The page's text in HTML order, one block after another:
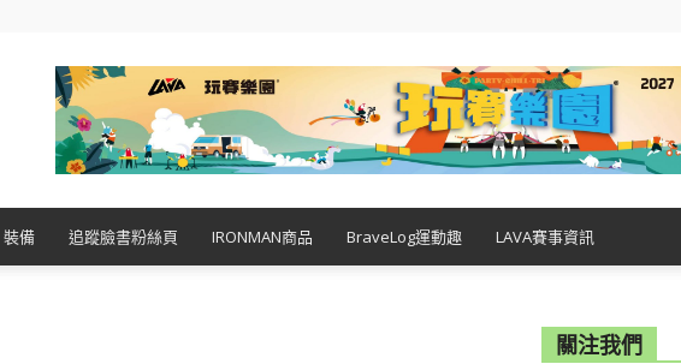
裝備 追蹤臉書粉絲頁 IRONMAN商品 BraveLog運動趣 LAVA賽事資訊
關注我們